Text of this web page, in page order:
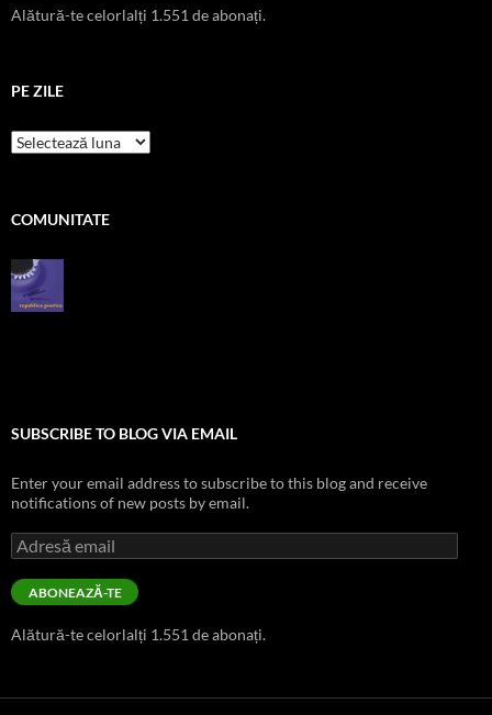
Alătură-te celorlalți 1.551 de abonați.
PE ZILE
pe
zile
COMUNITATE
SUBSCRIBE TO BLOG VIA EMAIL
Enter your email address to subscribe to this blog and receive
notifications of new posts by email.
Adresă
email
ABONEAZĂ-TE
Alătură-te celorlalți 1.551 de abonați.